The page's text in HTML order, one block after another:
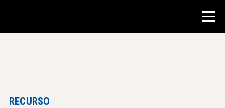
Recursos para maestros
RECURSO